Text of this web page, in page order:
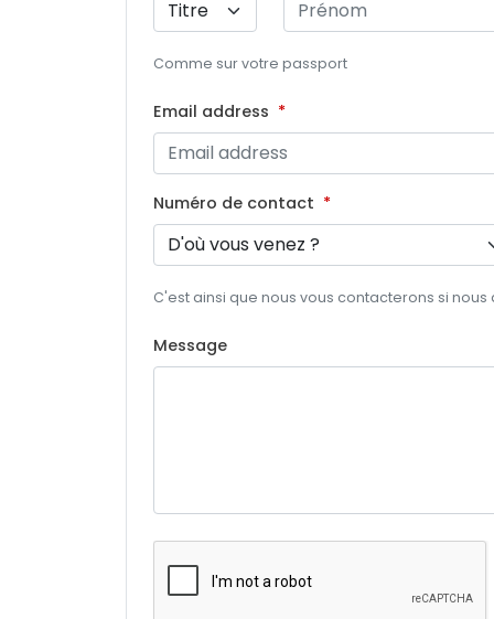
Comme sur votre passport
Email address
Numéro de contact
C'est ainsi que nous vous contacterons si
Message